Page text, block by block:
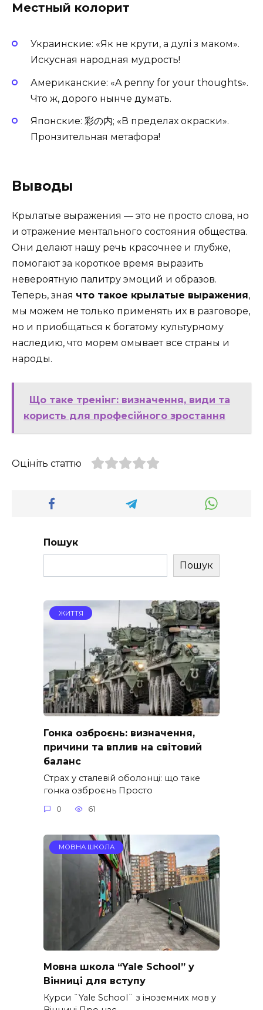
Местный колорит
Украинские: «Як не крути, а дулі з маком».
Искусная народная мудрость!
Американские: «A penny for your thoughts».
Что ж, дорого нынче думать.
Японские: 彩の内; «В пределах окраски».
Пронзительная метафора!
Выводы
Крылатые выражения — это не просто слова, но
и отражение ментального состояния общества.
Они делают нашу речь красочнее и глубже,
помогают за короткое время выразить
невероятную палитру эмоций и образов.
Теперь, зная что такое крылатые выражения,
мы можем не только применять их в разговоре,
но и приобщаться к богатому культурному
наследию, что морем омывает все страны и
народы.
Що таке тренінг: визначення, види та
користь для професійного зростання
Оцініть статтю
Пошук
Пошук
ЖИТТЯ
Гонка озброєнь: визначення,
причини та вплив на світовий
баланс
Страх у сталевій оболонці: що таке
гонка озброєнь Просто
0 61
МОВНА ШКОЛА
Мовна школа “Yale School” у
Вінниці для вступу
Курси ¨Yale School¨ з іноземних мов у